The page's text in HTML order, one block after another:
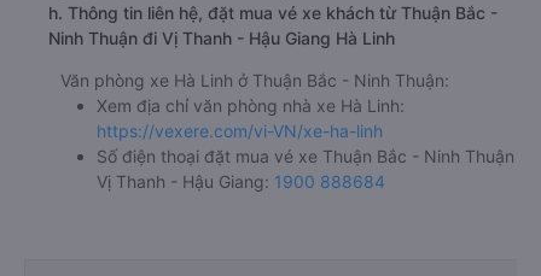
h. Thông tin liên hệ, đặt mua vé xe khách từ Thuận Bắc -
Ninh Thuận đi Vị Thanh - Hậu Giang Hà Linh
Văn phòng xe Hà Linh ở Thuận Bắc - Ninh Thuận:
Xem địa chỉ văn phòng nhà xe Hà Linh:
https://vexere.com/vi-VN/xe-ha-linh
Số điện thoại đặt mua vé xe Thuận Bắc - Ninh Thuận
Vị Thanh - Hậu Giang: 1900 888684